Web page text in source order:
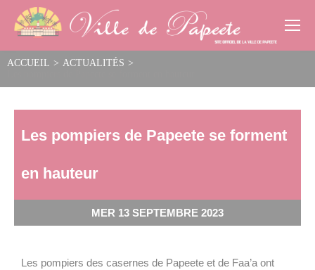
ACCUEIL > ACTUALITÉS >
Les pompiers de Papeete se forment
en hauteur
MER 13 SEPTEMBRE 2023
Les pompiers des casernes de Papeete et de Faa’a ont
Cookies management panel